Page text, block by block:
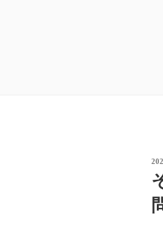
投
日: